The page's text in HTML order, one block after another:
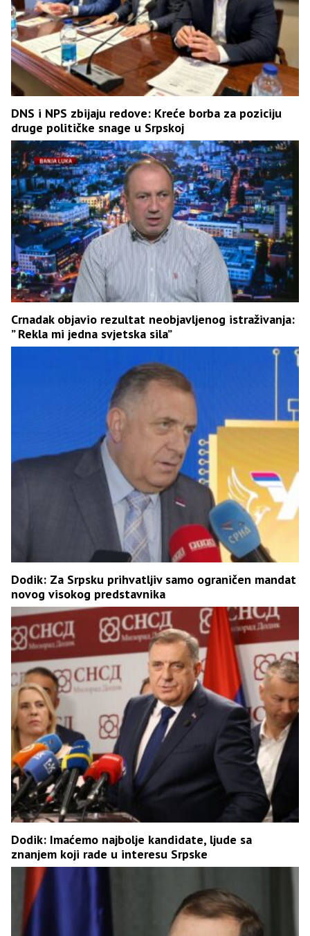
DNS i NPS zbijaju redove: Kreće borba za poziciju
druge političke snage u Srpskoj
Crnadak objavio rezultat neobjavljenog istraživanja:
” Rekla mi jedna svjetska sila”
Dodik: Za Srpsku prihvatljiv samo ograničen mandat
novog visokog predstavnika
Dodik: Imaćemo najbolje kandidate, ljude sa
znanjem koji rade u interesu Srpske